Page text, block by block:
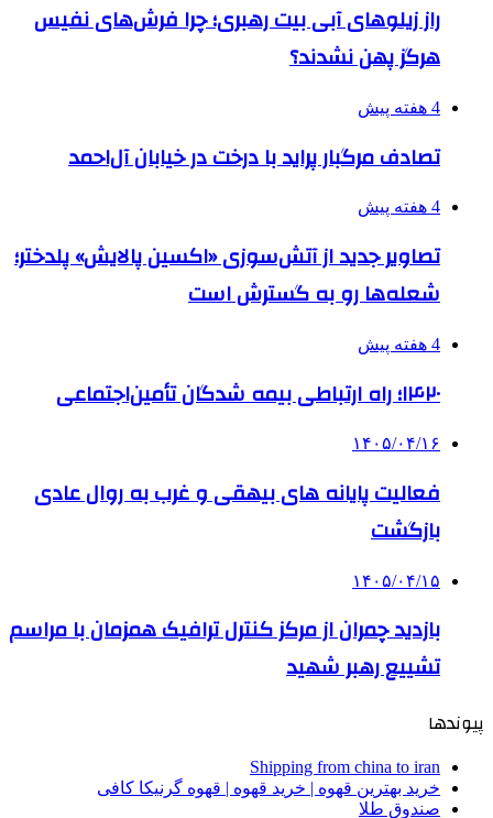
راز زیلوهای آبی بیت رهبری؛ چرا فرش‌های نفیس
هرگز پهن نشدند؟
4 هفته پیش
تصادف مرگبار پراید با درخت در خیابان آل‌احمد
4 هفته پیش
تصاویر جدید از آتش‌سوزی «اکسین پالایش» پلدختر؛
شعله‌ها رو به گسترش است
4 هفته پیش
۱۴۲۰؛ راه ارتباطی بیمه شدگان تأمین‌اجتماعی
۱۴۰۵/۰۴/۱۶
فعالیت پایانه های بیهقی و غرب به روال عادی
بازگشت
۱۴۰۵/۰۴/۱۵
بازدید چمران از مرکز کنترل ترافیک همزمان با مراسم
تشییع رهبر شهید
پیوندها
Shipping from china to iran
خرید بهترین قهوه | خرید قهوه | قهوه گرنیکا کافی
صندوق طلا